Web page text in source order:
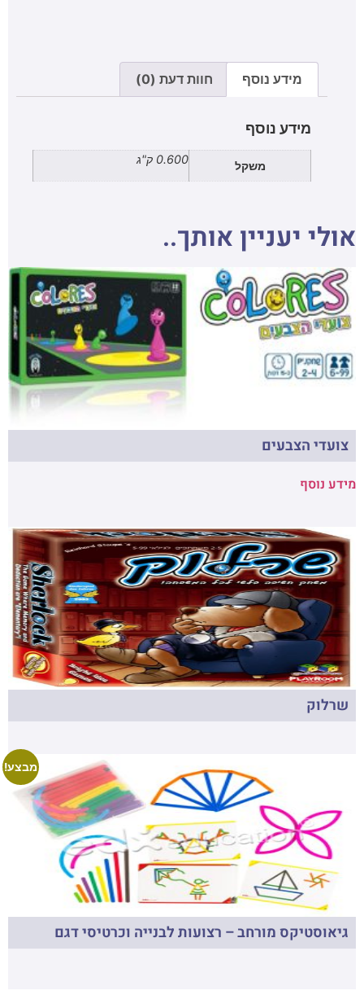
מידע נוסף חוות דעת (0)
מידע נוסף
משקל 0.600 ק"ג
אולי יעניין אותך..
צועדי הצבעים
מידע נוסף
שרלוק
מבצע!
גיאוסטיקס מורחב – רצועות לבנייה וכרטיסי דגם